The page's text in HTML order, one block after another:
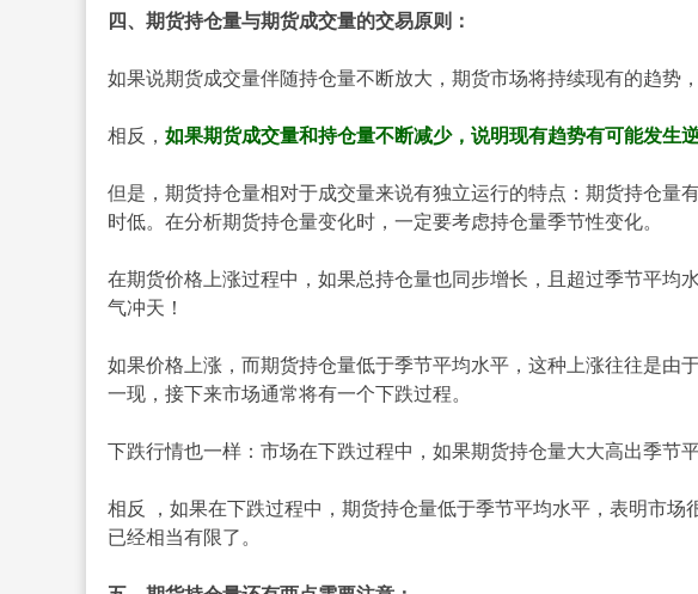
四、期货持仓量与期货成交量的交易原则：
如果说期货成交量伴随持仓量不断放大，期货市场将持续现有的趋势
相反， 如果期货成交量和持仓量不断减少，说明现有趋势有可能发生逆
但是，期货持仓量相对于成交量来说有独立运行的特点：期货持仓量
时低。在分析期货持仓量变化时，一定要考虑持仓量季节性变化。
在期货价格上涨过程中，如果总持仓量也同步增长，且超过季节平均
气冲天！
如果价格上涨，而期货持仓量低于季节平均水平，这种上涨往往是由
一现，接下来市场通常将有一个下跌过程。
下跌行情也一样：市场在下跌过程中，如果期货持仓量大大高出季节
相反 ，如果在下跌过程中，期货持仓量低于季节平均水平，表明市
已经相当有限了。